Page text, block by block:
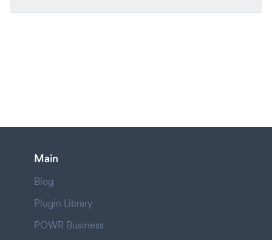
Main
Blog
Plugin Library
POWR Business